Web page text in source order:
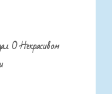
О Некрасивом